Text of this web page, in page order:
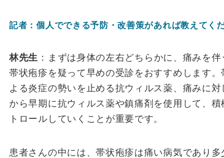
記者：個人でできる予防・改善策があれば教えてくだ
林先生 ：まずは身体の左右どちらかに、痛みを
帯状疱疹を疑って早めの受診をおすすめします
よる炎症の勢いを止める抗ウィルス薬、痛みに
から早期に抗ウィルス薬や鎮痛剤を使用して、
トロールしていくことが重要です。
患者さんの中には、帯状疱疹は痛い病気であり